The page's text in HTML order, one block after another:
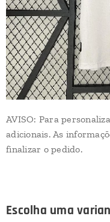
AVISO: Para
adicionais. As
finalizar o pedido.
Escolha uma